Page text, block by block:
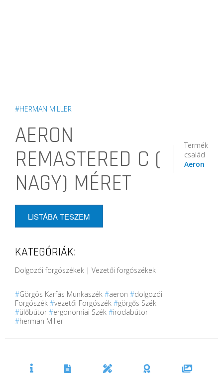
#HERMAN MILLER
AERON
REMASTERED C (
NAGY) MÉRET
Termék
család
Aeron
LISTÁBA TESZEM
KATEGÓRIÁK:
Dolgozói forgószékek | Vezetői forgószékek
#Görgös Karfás Munkaszék #aeron #dolgozói
Forgószék #vezetői Forgószék #görgős Szék
#ülőbútor #ergonomiai Szék #irodabútor
#herman Miller